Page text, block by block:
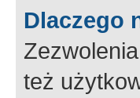
Dlaczego
też